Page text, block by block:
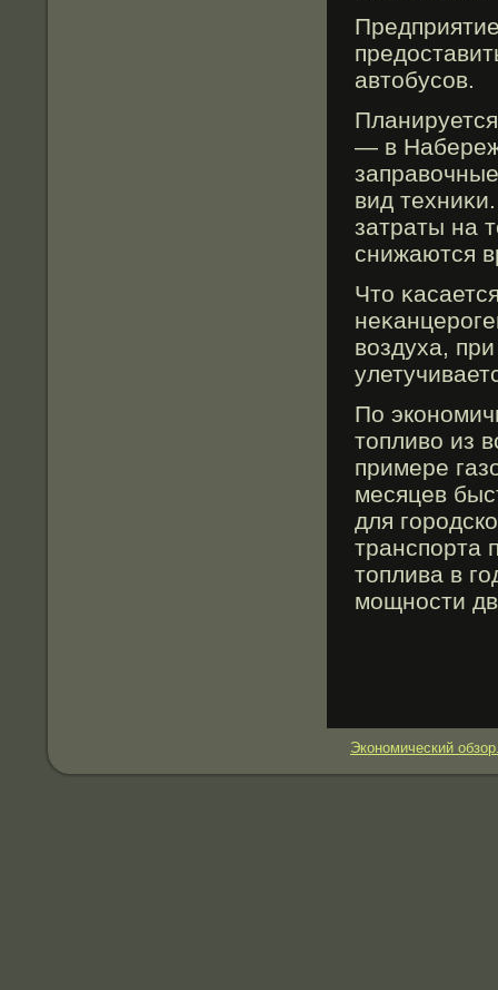
автобусов.
— в
вид
затраты на
снижаются
Что
воздуха,
По
топливо из
примере
месяцев
для
транспорта
топлива в
мοщности
Экономический